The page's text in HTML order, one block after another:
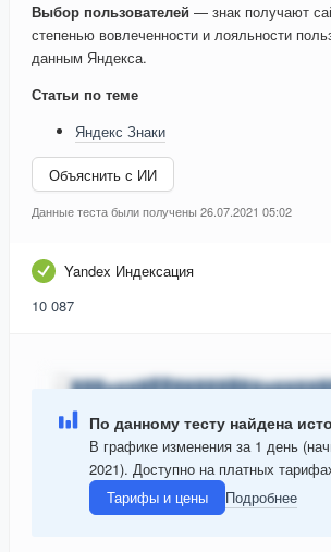
Выбор пользователей — знак получают
степенью вовлеченности и лояльности
данным Яндекса.
Статьи по теме
Яндекс Знаки
Объяснить с ИИ
Данные теста были получены 26.07.2021 05:02
Yandex Индексация
10 087
По данному тесту найдена
В графике изменения за 1 день
2021). Доступно на платных
Тарифы и цены
Подробнее